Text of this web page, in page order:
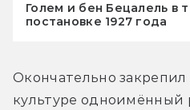
Голем и бен Бецалель в
постановке 1927 года
Окончательно закрепил
культуре одноимённый